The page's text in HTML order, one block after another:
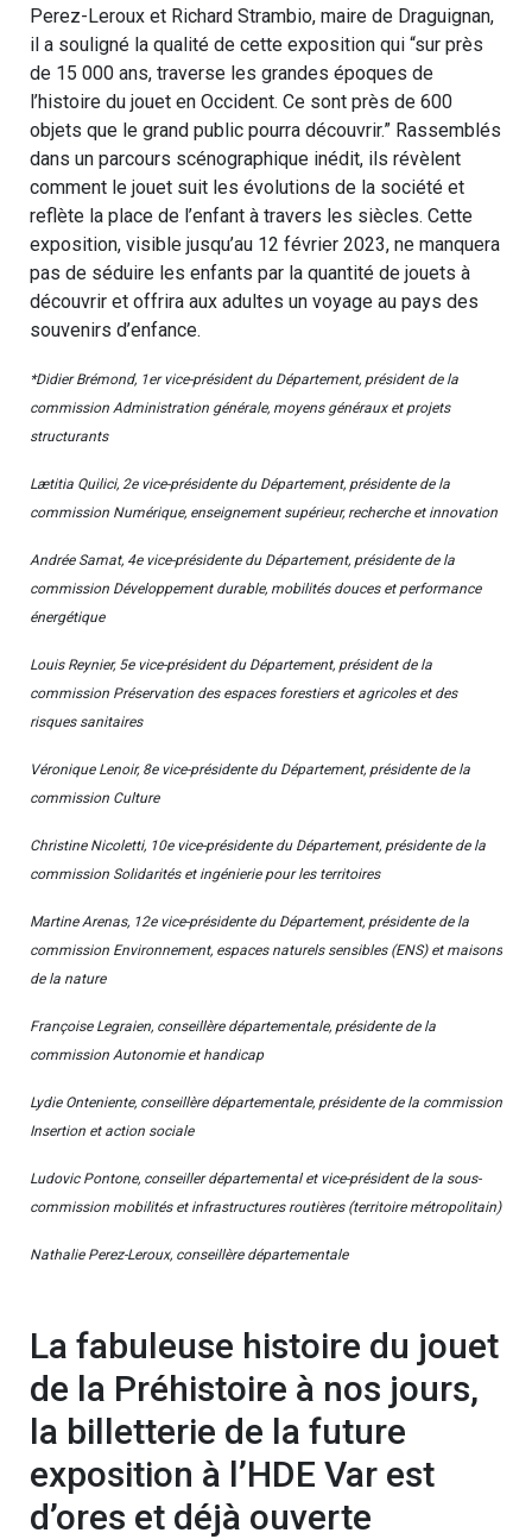
Perez-Leroux et Richard Strambio, maire de Draguignan,
il a souligné la qualité de cette exposition qui “sur près
de 15 000 ans, traverse les grandes époques de
l’histoire du jouet en Occident. Ce sont près de 600
objets que le grand public pourra découvrir.” Rassemblés
dans un parcours scénographique inédit, ils révèlent
comment le jouet suit les évolutions de la société et
reflète la place de l’enfant à travers les siècles. Cette
exposition, visible jusqu’au 12 février 2023, ne manquera
pas de séduire les enfants par la quantité de jouets à
découvrir et offrira aux adultes un voyage au pays des
souvenirs d’enfance.
*Didier Brémond, 1er vice-président du Département, président de la
commission Administration générale, moyens généraux et projets
structurants
Lætitia Quilici, 2e vice-présidente du Département, présidente de la
commission Numérique, enseignement supérieur, recherche et innovation
Andrée Samat, 4e vice-présidente du Département, présidente de la
commission Développement durable, mobilités douces et performance
énergétique
Louis Reynier, 5e vice-président du Département, président de la
commission Préservation des espaces forestiers et agricoles et des
risques sanitaires
Véronique Lenoir, 8e vice-présidente du Département, présidente de la
commission Culture
Christine Nicoletti, 10e vice-présidente du Département, présidente de la
commission Solidarités et ingénierie pour les territoires
Martine Arenas, 12e vice-présidente du Département, présidente de la
commission Environnement, espaces naturels sensibles (ENS) et maisons
de la nature
Françoise Legraien, conseillère départementale, présidente de la
commission Autonomie et handicap
Lydie Onteniente, conseillère départementale, présidente de la commission
Insertion et action sociale
Ludovic Pontone, conseiller départemental et vice-président de la sous-
commission mobilités et infrastructures routières (territoire métropolitain)
Nathalie Perez-Leroux, conseillère départementale
La fabuleuse histoire du jouet
de la Préhistoire à nos jours,
la billetterie de la future
exposition à l’HDE Var est
d’ores et déjà ouverte